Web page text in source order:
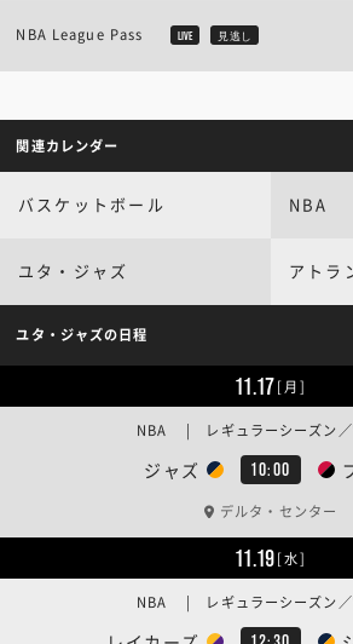
NBA League Pass LIVE 見逃し
関連カレンダー
バスケットボール NBA
ユタ・ジャズ アトラ
ユタ・ジャズの日程
11.17[月]
ジャズ 10:00
NBA | レギュラーシーズン／
デルタ・センター
11.19[水]
NBA | レギュラーシーズン／